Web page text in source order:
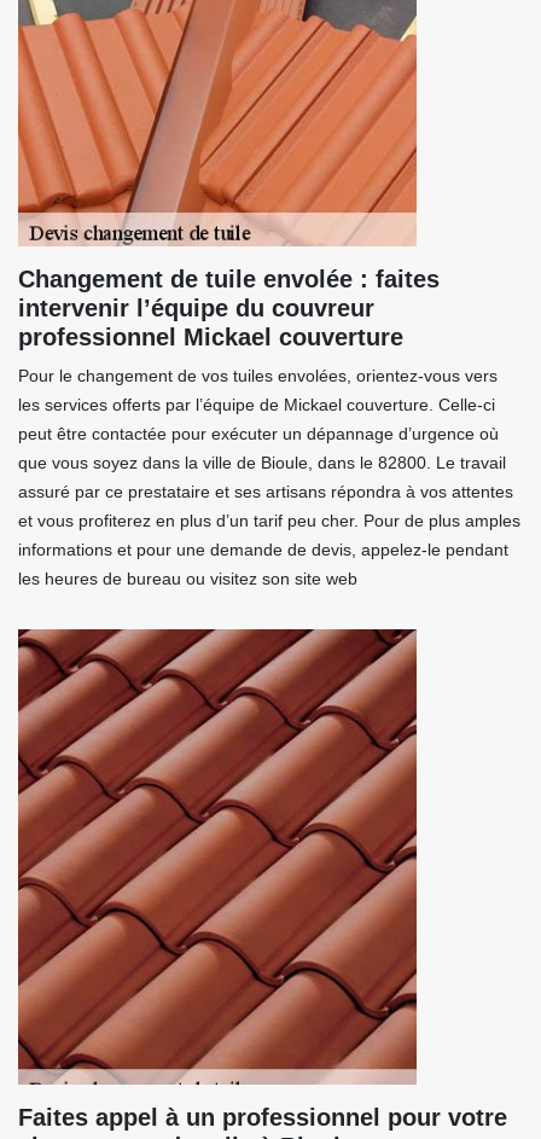
Changement de tuile envolée : faites
intervenir l’équipe du couvreur
professionnel Mickael couverture
Pour le changement de vos tuiles envolées, orientez-vous vers
les services offerts par l’équipe de Mickael couverture. Celle-ci
peut être contactée pour exécuter un dépannage d’urgence où
que vous soyez dans la ville de Bioule, dans le 82800. Le travail
assuré par ce prestataire et ses artisans répondra à vos attentes
et vous profiterez en plus d’un tarif peu cher. Pour de plus amples
informations et pour une demande de devis, appelez-le pendant
les heures de bureau ou visitez son site web
Faites appel à un professionnel pour votre